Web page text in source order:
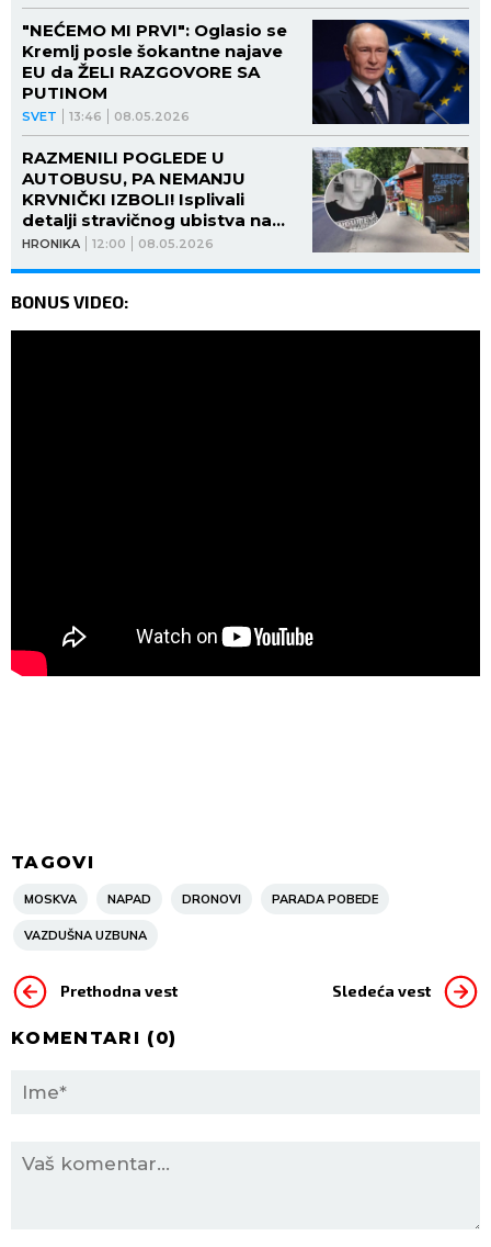
SVET 13:46 08.05.2026
"NEĆEMO MI PRVI": Oglasio se
Kremlj posle šokantne najave
EU da ŽELI RAZGOVORE SA
PUTINOM
HRONIKA 12:00 08.05.2026
RAZMENILI POGLEDE U
AUTOBUSU, PA NEMANJU
KRVNIČKI IZBOLI! Isplivali
detalji stravičnog ubistva na
Kanarevom brdu!
BONUS VIDEO:
TAGOVI
MOSKVA NAPAD DRONOVI PARADA POBEDE
VAZDUŠNA UZBUNA
Prethodna vest Sledeća vest
KOMENTARI (0)